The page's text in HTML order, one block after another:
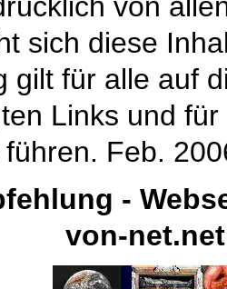
sich diese
gilt für alle auf
Links und
Feb.
-
von-net.net